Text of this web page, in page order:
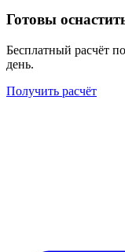
Готовы
Бесплатный расчёт
день.
Получить расчёт